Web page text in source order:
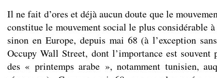
Il ne fait d’ores et déjà aucun doute que le
constitue le mouvement social le plus considérable
sinon en Europe, depuis mai 68 (à l’exception
Occupy Wall Street, dont l’importance est souvent
des « printemps arabe », notamment tunisien,